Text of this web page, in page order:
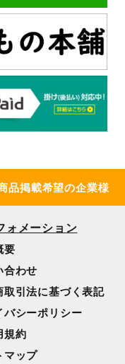
品掲載希望の企業様
ォメーション
要
合わせ
取引法に基づく表記
バシーポリシー
規約
マップ